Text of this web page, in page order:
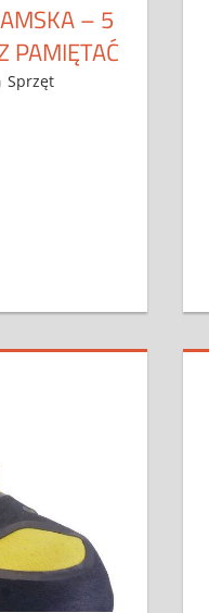
– 5
PAMIĘTAĆ
Sprzęt